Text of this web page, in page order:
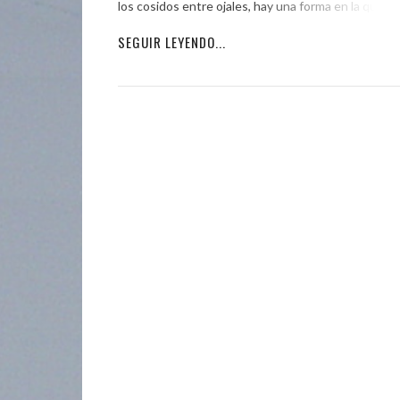
los cosidos entre ojales, hay una forma en la que la
SEGUIR LEYENDO...